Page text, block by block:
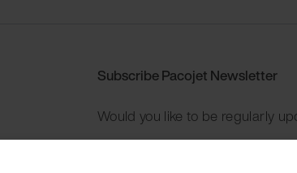
Subscribe Pacojet Newsletter
Would you like to be regularly